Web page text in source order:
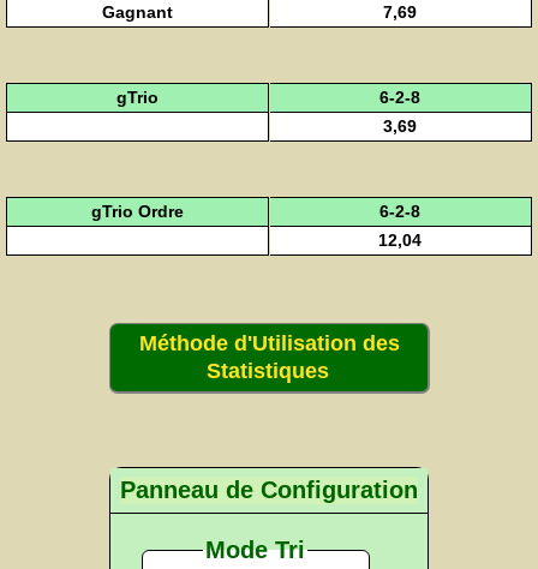
Gagnant
7,69
gTrio
6-2-8
3,69
gTrio Ordre
6-2-8
12,04
Méthode d'Utilisation des
Statistiques
Panneau de Configuration
Mode Tri